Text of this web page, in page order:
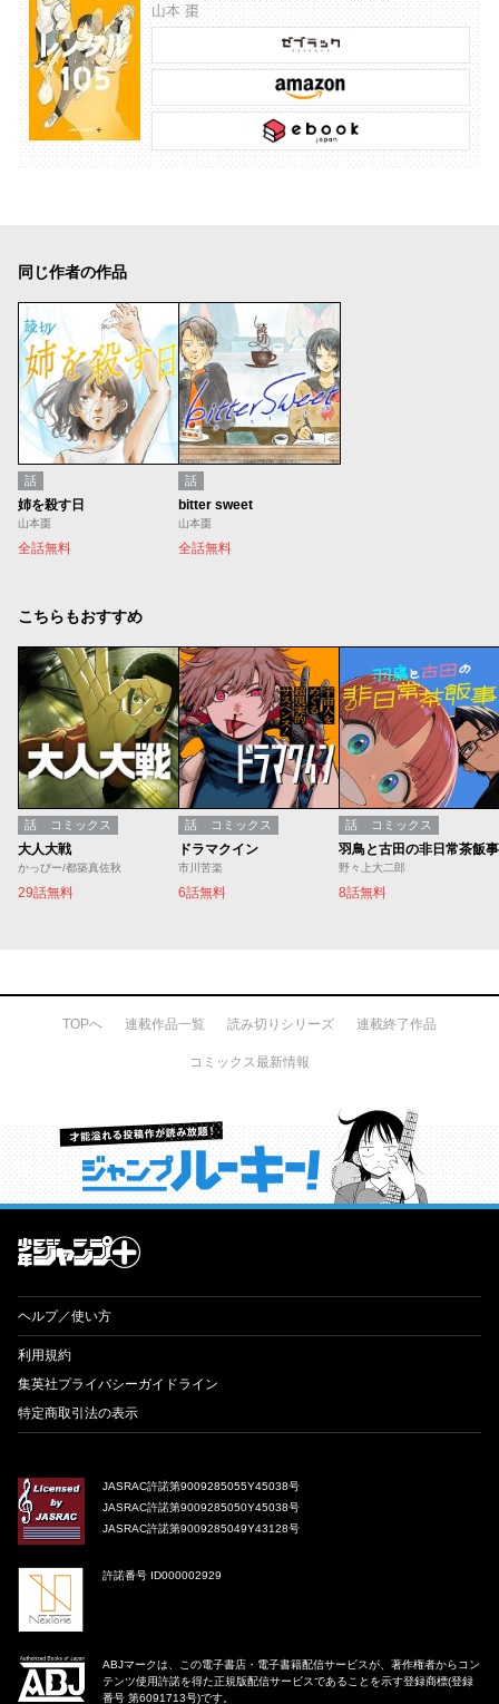
山本 棗
同じ作者の作品
話
姉を殺す日
山本棗
全話無料
話
bitter sweet
山本棗
全話無料
こちらもおすすめ
話 コミックス
大人大戦
かっぴー/都築真佐秋
29話無料
話 コミックス
ドラマクイン
市川苦楽
6話無料
話 コミックス
羽鳥と古田の非日常茶飯事
野々上大二郎
8話無料
TOPへ 連載作品一覧 読み切りシリーズ 連載終了作品
コミックス最新情報
才能溢れる投稿作が読み放題！ ジャンプルーキー！
ヘルプ／使い方
利用規約
集英社プライバシーガイドライン
特定商取引法の表示
JASRAC許諾第9009285055Y45038号
JASRAC許諾第9009285050Y45038号
JASRAC許諾第9009285049Y43128号
許諾番号 ID000002929
ABJマークは、この電子書店・電子書籍配信サービスが、著作権者からコン
テンツ使用許諾を得た正規版配信サービスであることを示す登録商標(登録
番号 第6091713号)です。